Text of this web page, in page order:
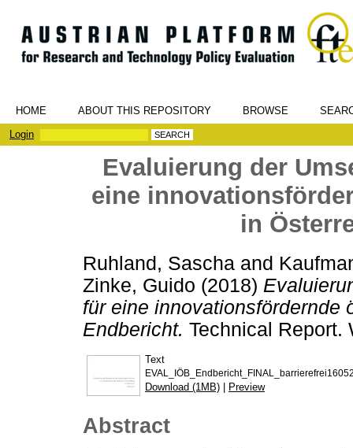
HOME ABOUT THIS REPOSITORY BROWSE
Login
Evaluierung der
eine
in
Ruhland, Sascha and
Zinke, Guido (2018)
für eine innovationsfördernde
Endbericht. Technical Report.
Text
Download (1MB) | Preview
Abstract